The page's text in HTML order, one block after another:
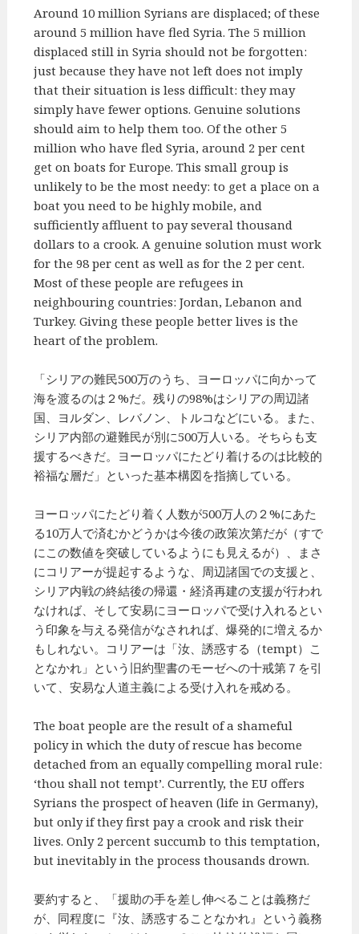
Around 10 million Syrians are displaced; of these
around 5 million have fled Syria. The 5 million
displaced still in Syria should not be forgotten:
just because they have not left does not imply
that their situation is less difficult: they may
simply have fewer options. Genuine solutions
should aim to help them too. Of the other 5
million who have fled Syria, around 2 per cent
get on boats for Europe. This small group is
unlikely to be the most needy: to get a place on a
boat you need to be highly mobile, and
sufficiently affluent to pay several thousand
dollars to a crook. A genuine solution must work
for the 98 per cent as well as for the 2 per cent.
Most of these people are refugees in
neighbouring countries: Jordan, Lebanon and
Turkey. Giving these people better lives is the
heart of the problem.
「シリアの難民500万のうち、ヨーロッパに向かって
海を渡るのは２%だ。残りの98%はシリアの周辺諸
国、ヨルダン、レバノン、トルコなどにいる。また、
シリア内部の避難民が別に500万人いる。そちらも支
援するべきだ。ヨーロッパにたどり着けるのは比較的
裕福な層だ」といった基本構図を指摘している。
ヨーロッパにたどり着く人数が500万人の２%にあた
る10万人で済むかどうかは今後の政策次第だが（すで
にこの数値を突破しているようにも見えるが）、まさ
にコリアーが提起するような、周辺諸国での支援と、
シリア内戦の終結後の帰還・経済再建の支援が行われ
なければ、そして安易にヨーロッパで受け入れるとい
う印象を与える発信がなされれば、爆発的に増えるか
もしれない。コリアーは「汝、誘惑する（tempt）こ
となかれ」という旧約聖書のモーゼへの十戒第７を引
いて、安易な人道主義による受け入れを戒める。
The boat people are the result of a shameful
policy in which the duty of rescue has become
detached from an equally compelling moral rule:
‘thou shall not tempt’. Currently, the EU offers
Syrians the prospect of heaven (life in Germany),
but only if they first pay a crook and risk their
lives. Only 2 percent succumb to this temptation,
but inevitably in the process thousands drown.
要約すると、「援助の手を差し伸べることは義務だ
が、同程度に『汝、誘惑することなかれ』という義務